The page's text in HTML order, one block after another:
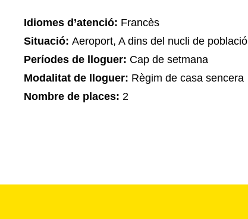
Idiomes d’atenció: Francès
Situació: Aeroport, A dins del nucli de població
Períodes de lloguer: Cap de setmana
Modalitat de lloguer: Règim de casa sencera
Nombre de places: 2